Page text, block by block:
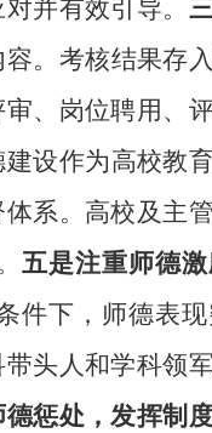
并有效引导。
。考核结果存
、岗位聘用、
设作为高校教
系。高校及主
五是注重师德
件下，师德表
头人和学科领
惩处，发挥制